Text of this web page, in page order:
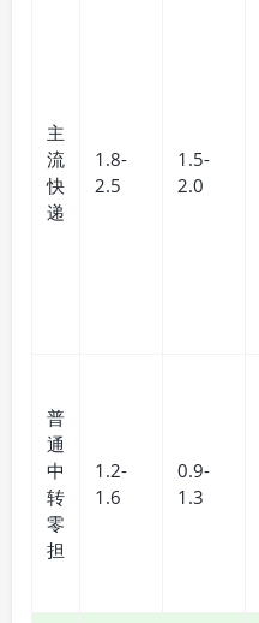
主
流
快
递
1.8-
2.5
1.5-
2.0
普
通
中
转
零
担
1.2-
1.6
0.9-
1.3